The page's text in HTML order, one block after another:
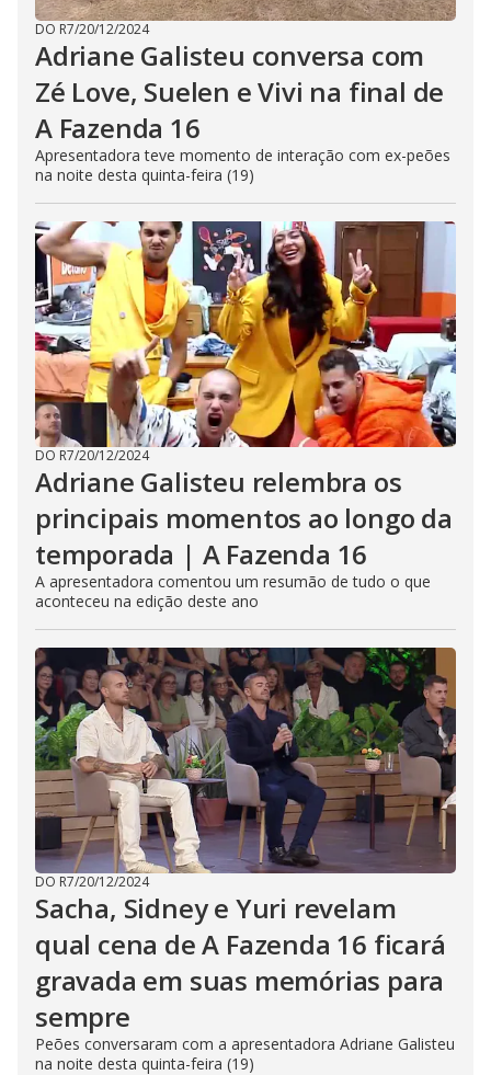
DO R7/20/12/2024
Adriane Galisteu conversa com
Zé Love, Suelen e Vivi na final de
A Fazenda 16
Apresentadora teve momento de interação com ex-peões
na noite desta quinta-feira (19)
DO R7/20/12/2024
Adriane Galisteu relembra os
principais momentos ao longo da
temporada | A Fazenda 16
A apresentadora comentou um resumão de tudo o que
aconteceu na edição deste ano
DO R7/20/12/2024
Sacha, Sidney e Yuri revelam
qual cena de A Fazenda 16 ficará
gravada em suas memórias para
sempre
Peões conversaram com a apresentadora Adriane Galisteu
na noite desta quinta-feira (19)